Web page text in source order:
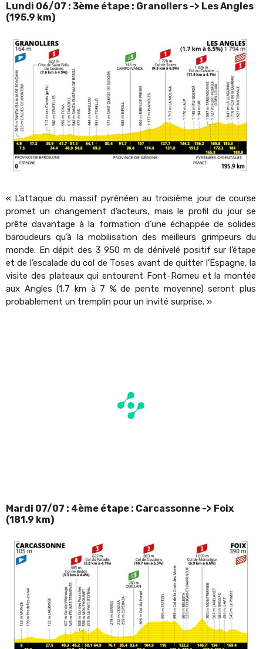
Lundi 06/07 : 3ème étape : Granollers -> Les Angles
(195.9 km)
« L’attaque du massif pyrénéen au troisième jour de course
promet un changement d’acteurs, mais le profil du jour se
prête davantage à la formation d’une échappée de solides
baroudeurs qu’à la mobilisation des meilleurs grimpeurs du
monde. En dépit des 3 950 m de dénivelé positif sur l’étape
et de l’escalade du col de Toses avant de quitter l’Espagne, la
visite des plateaux qui entourent Font-Romeu et la montée
aux Angles (1,7 km à 7 % de pente moyenne) seront plus
probablement un tremplin pour un invité surprise. »
Mardi 07/07 : 4ème étape : Carcassonne -> Foix
(181.9 km)